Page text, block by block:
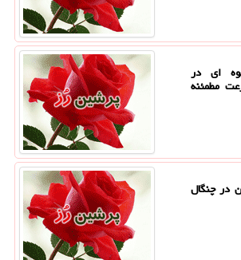
ای در
مطمئنه
در چنگال